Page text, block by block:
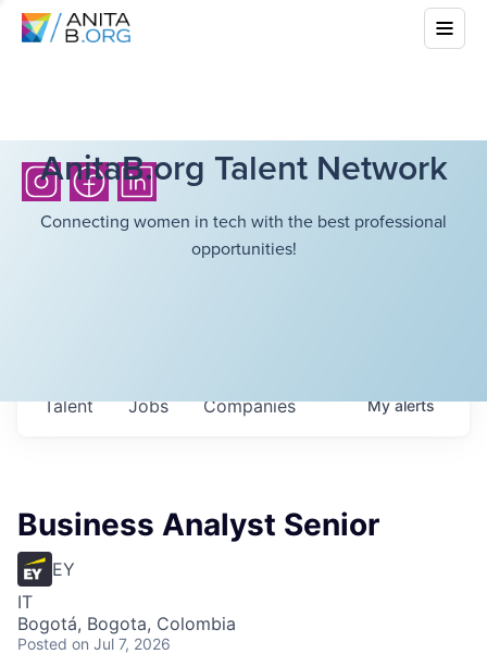
AnitaB.org Talent Network
Connecting women in tech with the best professional
opportunities!
Jobs Companies
Talent Myalerts
Business Analyst Senior
EY
IT
Bogotá, Bogota, Colombia
Posted on Jul 7, 2026